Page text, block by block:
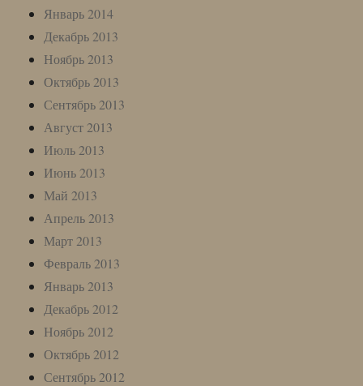
Январь 2014
Декабрь 2013
Ноябрь 2013
Октябрь 2013
Сентябрь 2013
Август 2013
Июль 2013
Июнь 2013
Май 2013
Апрель 2013
Март 2013
Февраль 2013
Январь 2013
Декабрь 2012
Ноябрь 2012
Октябрь 2012
Сентябрь 2012